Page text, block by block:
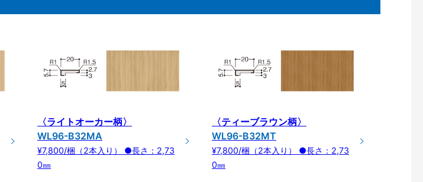
〈ライトオーカー柄〉
WL96-B32MA
¥7,800/梱（2本入り） ●長さ：2,73
0㎜
〈ティーブラウン柄〉
WL96-B32MT
¥7,800/梱（2本入り） ●長さ：2,73
0㎜